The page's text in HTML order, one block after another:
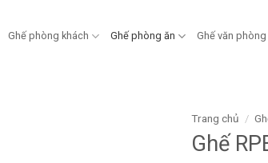
Ghế phòng khách Ghế phòng ăn Ghế văn phòng
Trang chủ /
Ghế